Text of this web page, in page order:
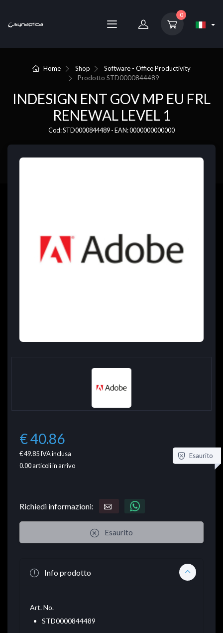
0
Home Shop
Software - Office Productivity
ProdottoSTD0000844489
INDESIGN ENT GOV MP EU FRL
RENEWAL LEVEL 1
Cod: STD0000844489 - EAN: 0000000000000
€ 40.86
€ 49.85IVA inclusa
0.00articoli in arrivo
Esaurito
Richiedi informazioni:
Esaurito
Info prodotto
Art. No.
STD0000844489